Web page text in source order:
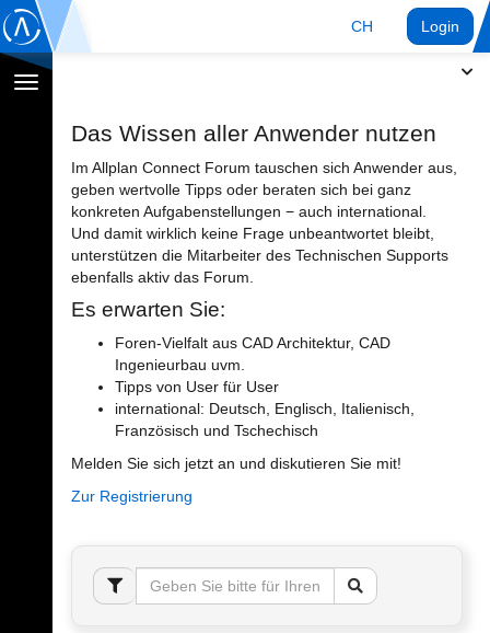
CH Login
Navigation
Das Wissen aller Anwender nutzen
Im Allplan Connect Forum tauschen sich Anwender aus,
geben wertvolle Tipps oder beraten sich bei ganz
konkreten Aufgabenstellungen − auch international.
Und damit wirklich keine Frage unbeantwortet bleibt,
unterstützen die Mitarbeiter des Technischen Supports
ebenfalls aktiv das Forum.
Es erwarten Sie:
Foren-Vielfalt aus CAD Architektur, CAD
Ingenieurbau uvm.
Tipps von User für User
international: Deutsch, Englisch, Italienisch,
Französisch und Tschechisch
Melden Sie sich jetzt an und diskutieren Sie mit!
Zur Registrierung